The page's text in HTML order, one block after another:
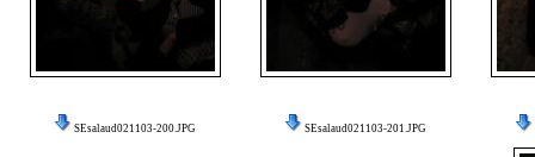
SEsalaud021103-200.JPG SEsalaud021103-201.JPG